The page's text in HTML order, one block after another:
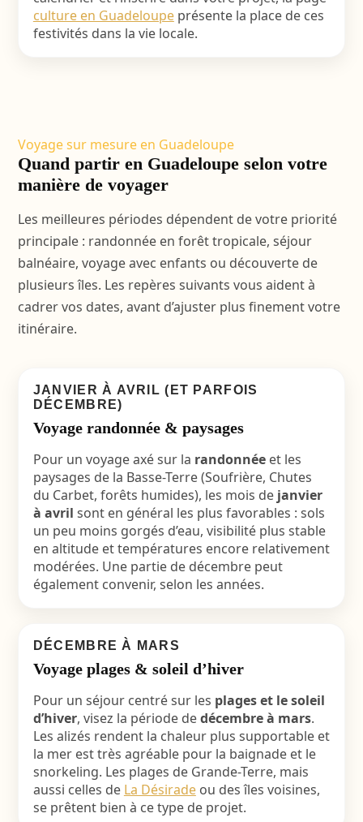
culture en Guadeloupeprésente la place de ces
festivités dans la vie locale.
Voyage sur mesure en Guadeloupe
Quand partir en Guadeloupe selon votre
manière de voyager
Les meilleures périodes dépendent de votre priorité
principale : randonnée en forêt tropicale, séjour
balnéaire, voyage avec enfants ou découverte de
plusieurs îles. Les repères suivants vous aident à
cadrer vos dates, avant d’ajuster plus finement votre
itinéraire.
JANVIER À AVRIL (ET PARFOIS
DÉCEMBRE)
Voyage randonnée & paysages
Pour un voyage axé sur la randonnéeet les
paysages de la Basse-Terre (Soufrière, Chutes
du Carbet, forêts humides), les mois de janvier
à avril sont en général les plus favorables : sols
un peu moins gorgés d’eau, visibilité plus stable
en altitude et températures encore relativement
modérées. Une partie de décembre peut
également convenir, selon les années.
DÉCEMBRE À MARS
Voyage plages & soleil d’hiver
Pour un séjour centré sur les plages et le soleil
d’hiver, visez la période dedécembre à mars.
Les alizés rendent la chaleur plus supportable et
la mer est très agréable pour la baignade et le
snorkeling. Les plages de Grande-Terre, mais
aussi celles de La Désiradeou des îles voisines,
se prêtent bien à ce type de projet.